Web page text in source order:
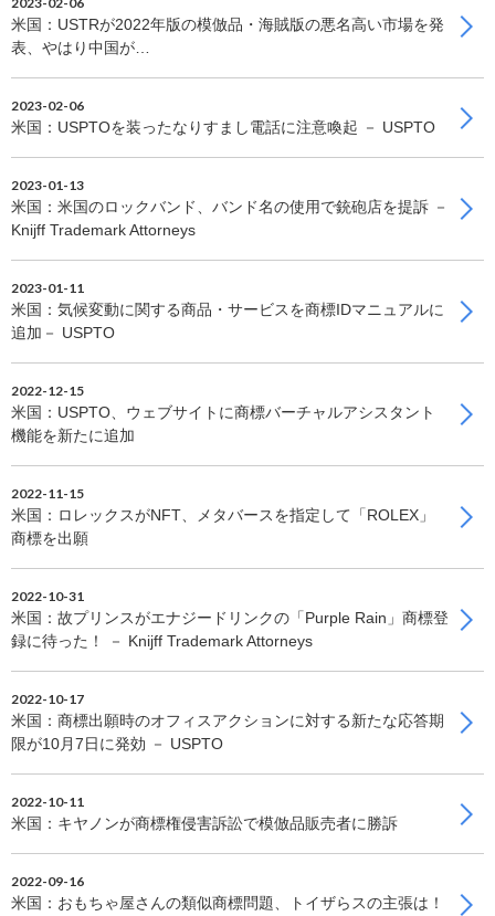
米国：USTRが2022年版の模倣品・海賊版の悪名高い市場を発
表、やはり中国が…
2023-02-06
米国：USPTOを装ったなりすまし電話に注意喚起 － USPTO
2023-01-13
米国：米国のロックバンド、バンド名の使用で銃砲店を提訴 －
Knijff Trademark Attorneys
2023-01-11
米国：気候変動に関する商品・サービスを商標IDマニュアルに
追加－ USPTO
2022-12-15
米国：USPTO、ウェブサイトに商標バーチャルアシスタント
機能を新たに追加
2022-11-15
米国：ロレックスがNFT、メタバースを指定して「ROLEX」
商標を出願
2022-10-31
米国：故プリンスがエナジードリンクの「Purple Rain」商標登
録に待った！ － Knijff Trademark Attorneys
2022-10-17
米国：商標出願時のオフィスアクションに対する新たな応答期
限が10月7日に発効 － USPTO
2022-10-11
米国：キヤノンが商標権侵害訴訟で模倣品販売者に勝訴
2022-09-16
米国：おもちゃ屋さんの類似商標問題、トイザらスの主張は！